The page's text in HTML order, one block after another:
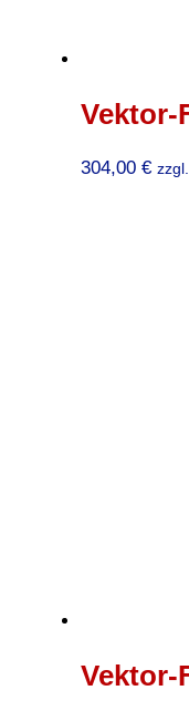
Vektor-
304,00 €
Vektor-